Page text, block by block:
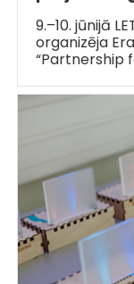
9.–10. jūnijā
organizēja
“Partnership